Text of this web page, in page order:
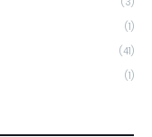
(1)
(41)
(1)